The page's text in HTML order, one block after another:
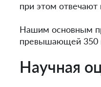
при этом
Нашим основным
превышающей 350
Научная